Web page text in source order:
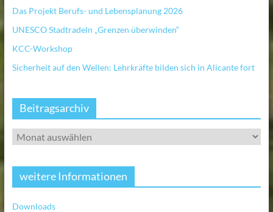
Das Projekt Berufs- und Lebensplanung 2026
UNESCO Stadtradeln „Grenzen überwinden“
KCC-Workshop
Sicherheit auf den Wellen: Lehrkräfte bilden sich in Alicante fort
Beitragsarchiv
weitere Informationen
Downloads